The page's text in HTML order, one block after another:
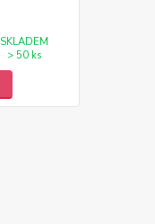
SKLADEM
> 50 ks